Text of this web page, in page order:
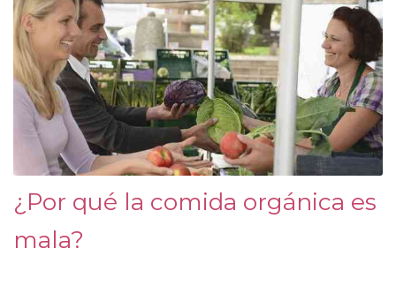
¿Por qué la comida orgánica es
mala?